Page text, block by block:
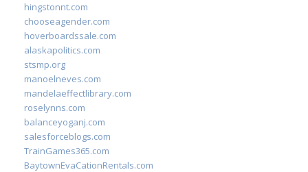
hingstonnt.com
chooseagender.com
hoverboardssale.com
alaskapolitics.com
stsmp.org
manoelneves.com
mandelaeffectlibrary.com
roselynns.com
balanceyoganj.com
salesforceblogs.com
TrainGames365.com
BaytownEvaCationRentals.com